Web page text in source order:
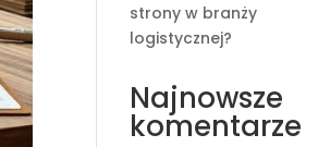
strony w branży
logistycznej?
Najnowsze
komentarze